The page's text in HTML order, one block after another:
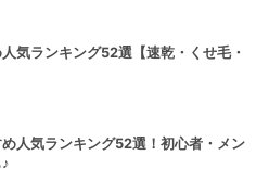
気ランキング52選【速乾・くせ毛・
人気ランキング52選！初心者・メン